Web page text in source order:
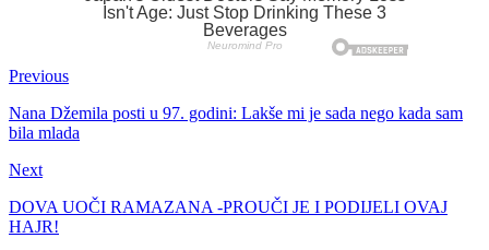
Previous
Nana Džemila posti u 97. godini: Lakše mi je sada nego kada sam
bila mlada
Next
DOVA UOČI RAMAZANA -PROUČI JE I PODIJELI OVAJ
HAJR!